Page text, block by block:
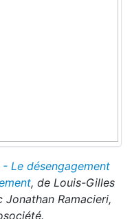
Le désengagement
, de Louis-Gilles
Ramacieri,